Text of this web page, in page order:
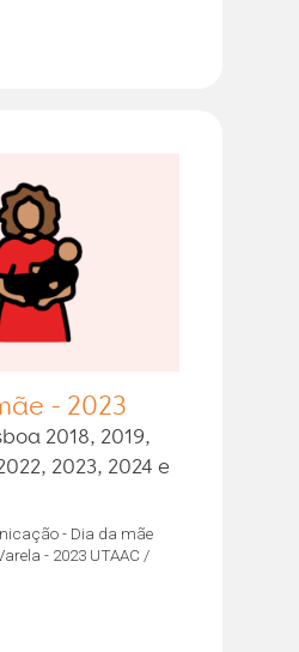
- 2023
2018, 2019,
2023, 2024 e
- Dia da mãe
- 2023 UTAAC /